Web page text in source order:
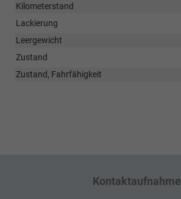
Kilometerstand
Lackierung
Leergewicht
Zustand
Zustand, Fahrfähigkeit
Kontaktaufnahme